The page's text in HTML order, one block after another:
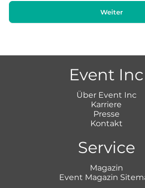
Weiter
Event Inc
Über Event Inc
Karriere
Presse
Kontakt
Service
Magazin
Event Magazin